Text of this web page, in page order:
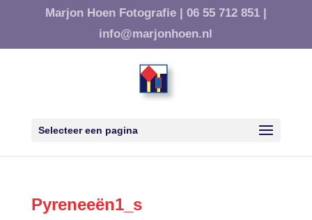
Marjon Hoen Fotografie | 06 55 712 851 |
info@marjonhoen.nl
Selecteer een pagina
Pyreneeën1_s